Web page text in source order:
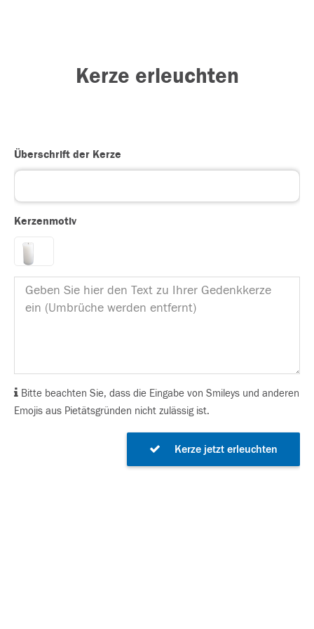
Kerze erleuchten
Überschrift der Kerze
Kerzenmotiv
Bitte beachten Sie, dass die Eingabe von Smileys und anderen
Emojis aus Pietätsgründen nicht zulässig ist.
Kerze jetzt erleuchten